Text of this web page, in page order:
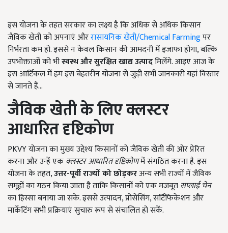
इस योजना के तहत सरकार का लक्ष्य है कि अधिक से अधिक किसान
जैविक खेती को अपनाएं औररासायनिक खेती/Chemical Farmingपर
निर्भरता कम हो. इससे न केवल किसान की आमदनी में इजाफा होगा, बल्कि
उपभोक्ताओं को भीस्वस्थ और सुरक्षित खाद्य उत्पादमिलेंगे. आइए आज के
इस आर्टिकल में हम इस बेहतरीन योजना से जुड़ी सभी जानकारी यहां विस्तार
से जानते हैं...
जैविक खेती के लिए क्लस्टर
आधारित दृष्टिकोण
PKVY योजना का मुख्य उद्देश्य किसानों को जैविक खेती की ओर प्रेरित
करना और उन्हें एकक्लस्टर आधारित दृष्टिकोणमें संगठित करना है. इस
योजना के तहत,उत्तर-पूर्वी राज्यों को छोड़करअन्य सभी राज्यों में जैविक
समूहों का गठन किया जाता है ताकि किसानों को एक मजबूत सप्लाई चेन
का हिस्सा बनाया जा सके. इससे उत्पादन, प्रोसेसिंग, सर्टिफिकेशन और
मार्केटिंग सभी प्रक्रियाएं सुचारु रूप से संचालित हो सकें.